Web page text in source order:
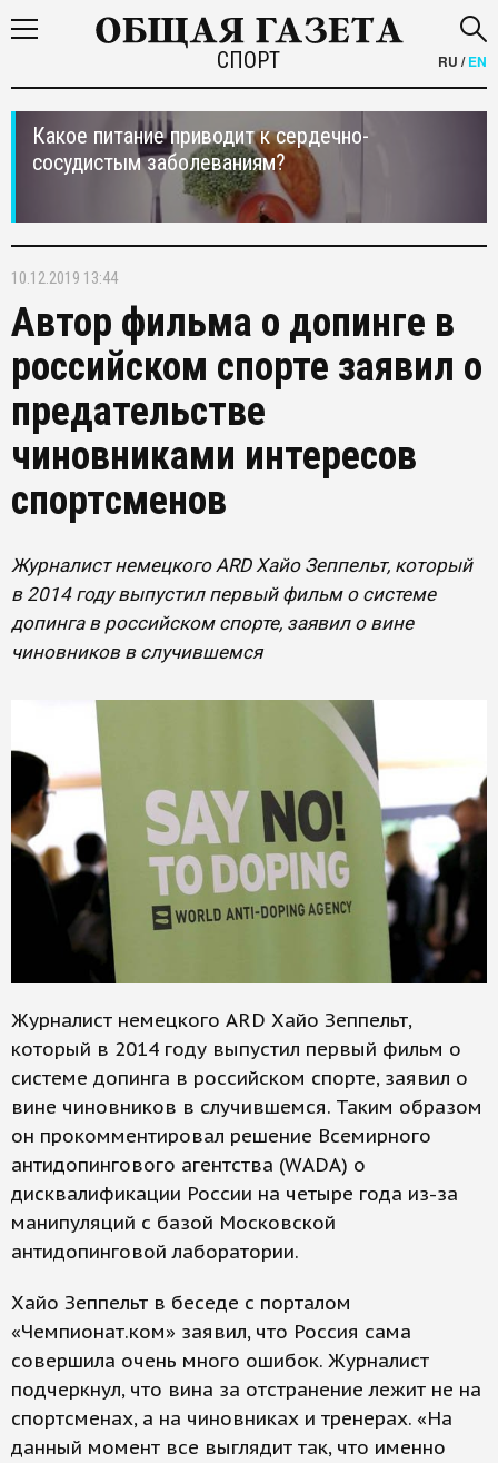
СПОРТ RU /EN
Какое питание приводит к сердечно-
сосудистым заболеваниям?
10.12.2019 13:44
Автор фильма о допинге в
российском спорте заявил о
предательстве
чиновниками интересов
спортсменов
Журналист немецкого ARD Хайо Зеппельт, который
в 2014 году выпустил первый фильм о системе
допинга в российском спорте, заявил о вине
чиновников в случившемся
Журналист немецкого ARD Хайо Зеппельт,
который в 2014 году выпустил первый фильм о
системе допинга в российском спорте, заявил о
вине чиновников в случившемся. Таким образом
он прокомментировал решение Всемирного
антидопингового агентства (WADA) о
дисквалификации России на четыре года из-за
манипуляций с базой Московской
антидопинговой лаборатории.
Хайо Зеппельт в беседе с порталом
«Чемпионат.ком» заявил, что Россия сама
совершила очень много ошибок. Журналист
подчеркнул, что вина за отстранение лежит не на
спортсменах, а на чиновниках и тренерах. «На
данный момент все выглядит так, что именно